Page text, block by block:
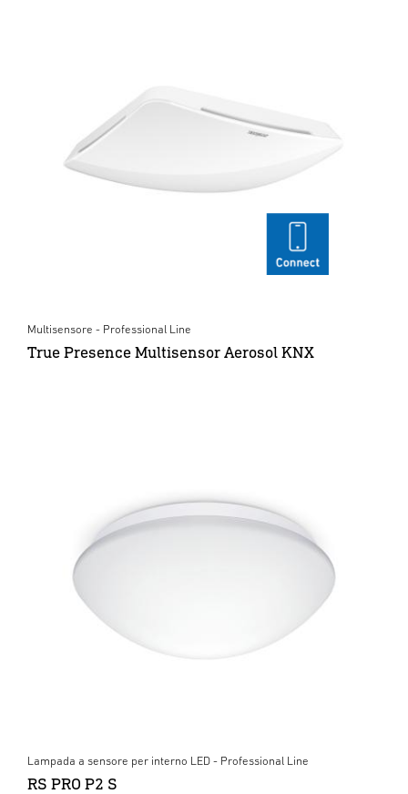
Multisensore - Professional Line
True Presence Multisensor Aerosol KNX
Lampada a sensore per interno LED - Professional Line
RS PRO P2 S